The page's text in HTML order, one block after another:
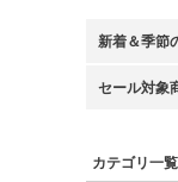
新着＆季節
セール対象
カテゴリ一覧